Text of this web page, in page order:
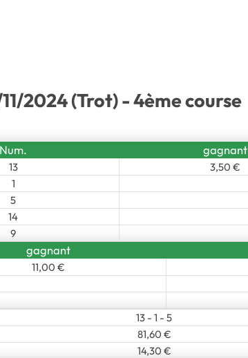
2024 (Trot) - 4ème course
Num. gagnant
13 3,50 €
1
5
14
9
gagnant
11,00 €
13 - 1 - 5
81,60 €
14,30 €